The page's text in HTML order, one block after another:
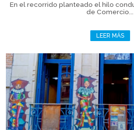
En el recorrido planteado el hilo
de Comercio...
LEER MÁS